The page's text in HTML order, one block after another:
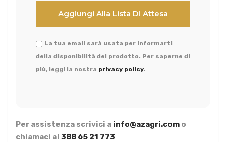
La tua email sarà usata per informarti
della disponibilità del prodotto. Per saperne di
più, leggi la nostra privacy policy.
Per assistenza scrivici a info@azagri.com o
chiamaci al 388 65 21 773